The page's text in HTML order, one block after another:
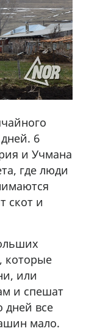
6
и Учмана
где люди
скот и
которые
или
и спешат
дней все
мало.